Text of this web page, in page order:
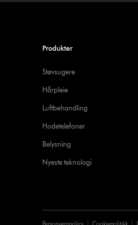
Produkter
Støvsugere
Hårpleie
Luftbehandling
Hodetelefoner
Belysning
Nyeste teknologi